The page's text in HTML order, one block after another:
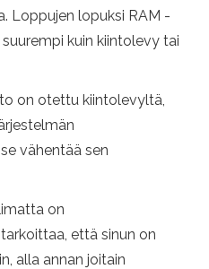
Loppujen lopuksi RAM -
kuin kiintolevy tai
on otettu kiintolevyltä,
vähentää sen
on
että sinun on
alla annan joitain